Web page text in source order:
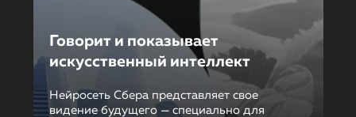
Говорит и показывает
искусственный интеллект
Нейросеть Сбера представляет свое
видение будущего — специально для